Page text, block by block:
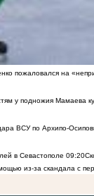
пожаловался на
у подножия Мамаева
ВСУ по Архипо-
в Севастополе 09:20
из-за скандала с